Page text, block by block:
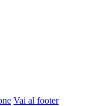
Vai al footer